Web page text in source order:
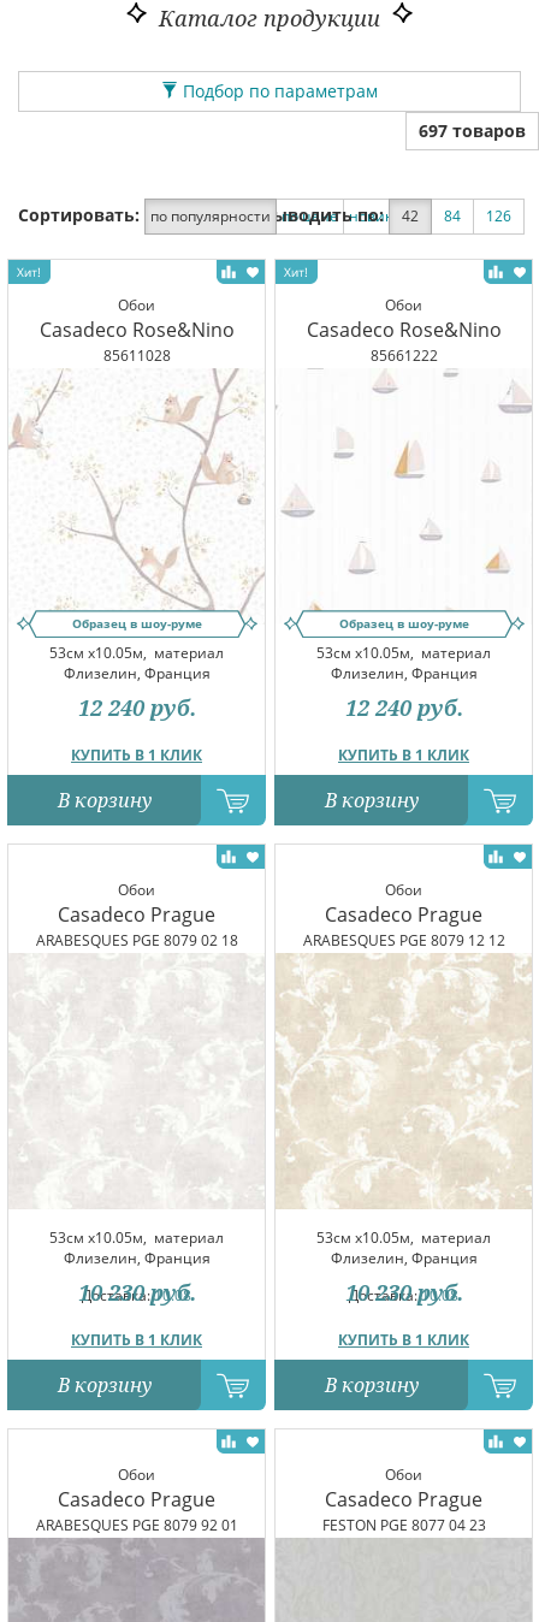
Каталог продукции
Подбор по параметрам
697 товаров
Сортировать: по популярности по цене новинки по скидке
Выводить по: 42 84 126
Обои
Casadeco Rose&Nino
85611028
Образец в шоу-руме
53см x10.05м, материал
Флизелин, Франция
КУПИТЬ В 1 КЛИК
12 240 руб.
В корзину
Обои
Casadeco Rose&Nino
85661222
Образец в шоу-руме
53см x10.05м, материал
Флизелин, Франция
КУПИТЬ В 1 КЛИК
12 240 руб.
В корзину
Обои
Casadeco Prague
ARABESQUES PGE 8079 02 18
53см x10.05м, материал
Флизелин, Франция
Доставка:10.08
КУПИТЬ В 1 КЛИК
10 230 руб.
В корзину
Обои
Casadeco Prague
ARABESQUES PGE 8079 12 12
53см x10.05м, материал
Флизелин, Франция
Доставка:10.08
КУПИТЬ В 1 КЛИК
10 230 руб.
В корзину
Обои
Casadeco Prague
ARABESQUES PGE 8079 92 01
Обои
Casadeco Prague
FESTON PGE 8077 04 23